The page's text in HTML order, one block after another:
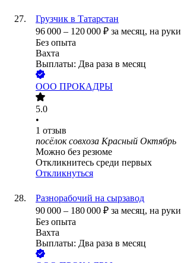
Грузчик в Татарстан
96 000 – 120 000 ₽ за месяц, на руки
Без опыта
Вахта
Выплаты: Два раза в месяц
ООО ПРОКАДРЫ
5.0
•
1 отзыв
посёлок совхоза Красный Октябрь
Можно без резюме
Откликнитесь среди первых
Откликнуться
Разнорабочий на сырзавод
90 000 – 180 000 ₽ за месяц, на руки
Без опыта
Вахта
Выплаты: Два раза в месяц